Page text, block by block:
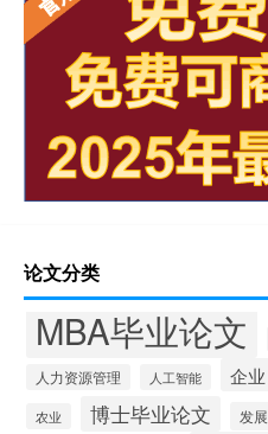
论文分类
MBA毕业论文
人力资源管理
人工智能 企业
农业 博士毕业论文 发展